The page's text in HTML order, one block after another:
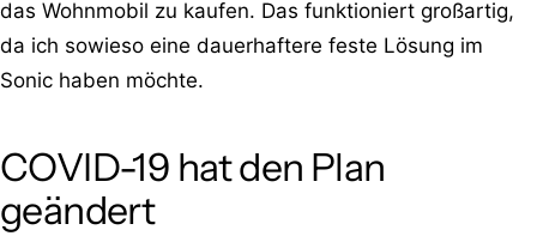
das Wohnmobil zu kaufen. Das funktioniert großartig,
da ich sowieso eine dauerhaftere feste Lösung im
Sonic haben möchte.
COVID-19 hat den Plan
geändert